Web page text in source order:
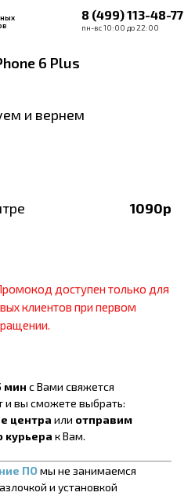
8 (499) 113-48-77
пн-вс 10:00 до 22:00
6 Plus
и вернем
1090р
доступен только для
клиентов при первом
мин с Вами свяжется
и вы сможете выбрать:
центра или отправим
курьера к Вам.
ПОмы не занимаемся
и установкой